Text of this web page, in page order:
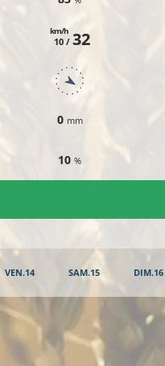
10 /
km/h 32
0 mm
10%
VEN.14 SAM.15 DIM.16